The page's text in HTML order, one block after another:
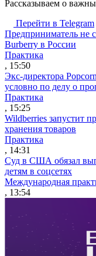
Рассказываем о
Перейти в Telegram
Предприниматель не
Burberry в России
Практика
, 15:50
Экс-директора
условно по делу о
Практика
, 15:25
Wildberries запустит
хранения товаров
Практика
, 14:31
Суд в США обязал
детям в соцсетях
Международная
, 13:54